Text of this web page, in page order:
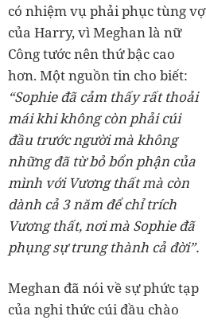
có nhiệm vụ phải phục tùng vợ
của Harry, vì Meghan là nữ
Công tước nên thứ bậc cao
hơn. Một nguồn tin cho biết:
“Sophie đã cảm thấy rất thoải
mái khi không còn phải cúi
đầu trước người mà không
những đã từ bỏ bổn phận của
mình với Vương thất mà còn
dành cả 3 năm để chỉ trích
Vương thất, nơi mà Sophie đã
phụng sự trung thành cả đời”.
Meghan đã nói về sự phức tạp
của nghi thức cúi đầu chào